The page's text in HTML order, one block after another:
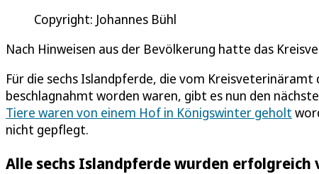
Copyright: Johannes Bühl
Nach Hinweisen aus der Bevölkerung hatte das
Für die sechs Islandpferde, die vom
beschlagnahmt worden waren, gibt es nun den
Tiere waren von einem Hof in Königswinter geholt
nicht gepflegt.
Alle sechs Islandpferde wurden